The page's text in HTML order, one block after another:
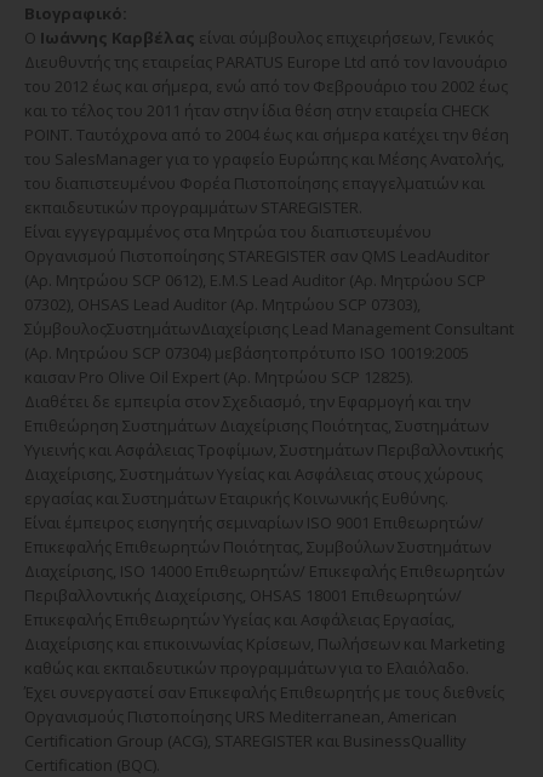
Βιογραφικό:
Ο Ιωάννης Καρβέλας είναι σύμβουλος επιχειρήσεων, Γενικός
Διευθυντής της εταιρείας PARATUS Europe Ltd από τον Ιανουάριο
του 2012 έως και σήμερα, ενώ από τον Φεβρουάριο του 2002 έως
και το τέλος του 2011 ήταν στην ίδια θέση στην εταιρεία CHECK
POINT. Ταυτόχρονα από το 2004 έως και σήμερα κατέχει την θέση
του SalesManager για το γραφείο Ευρώπης και Μέσης Ανατολής,
του διαπιστευμένου Φορέα Πιστοποίησης επαγγελματιών και
εκπαιδευτικών προγραμμάτων STAREGISTER.
Είναι εγγεγραμμένος στα Μητρώα του διαπιστευμένου
Οργανισμού Πιστοποίησης STAREGISTER σαν QMS LeadAuditor
(Αρ. Μητρώου SCP 0612), E.M.S Lead Auditor (Αρ. Μητρώου SCP
07302), OHSAS Lead Auditor (Αρ. Μητρώου SCP 07303),
ΣύμβουλοςΣυστημάτωνΔιαχείρισης Lead Management Consultant
(Αρ. Μητρώου SCP 07304) μεβάσητοπρότυπο ISO 10019:2005
καισαν Pro Olive Oil Expert (Αρ. Μητρώου SCP 12825).
Διαθέτει δε εμπειρία στον Σχεδιασμό, την Εφαρμογή και την
Επιθεώρηση Συστημάτων Διαχείρισης Ποιότητας, Συστημάτων
Υγιεινής και Ασφάλειας Τροφίμων, Συστημάτων Περιβαλλοντικής
Διαχείρισης, Συστημάτων Υγείας και Ασφάλειας στους χώρους
εργασίας και Συστημάτων Εταιρικής Κοινωνικής Ευθύνης.
Είναι έμπειρος εισηγητής σεμιναρίων ISO 9001 Επιθεωρητών/
Επικεφαλής Επιθεωρητών Ποιότητας, Συμβούλων Συστημάτων
Διαχείρισης, ISO 14000 Επιθεωρητών/ Επικεφαλής Επιθεωρητών
Περιβαλλοντικής Διαχείρισης, OHSAS 18001 Επιθεωρητών/
Επικεφαλής Επιθεωρητών Υγείας και Ασφάλειας Εργασίας,
Διαχείρισης και επικοινωνίας Κρίσεων, Πωλήσεων και Marketing
καθώς και εκπαιδευτικών προγραμμάτων για το Ελαιόλαδο.
Έχει συνεργαστεί σαν Επικεφαλής Επιθεωρητής με τους διεθνείς
Οργανισμούς Πιστοποίησης URS Mediterranean, American
Certification Group (ACG), STAREGISTER και BusinessQuallity
Certification (BQC).